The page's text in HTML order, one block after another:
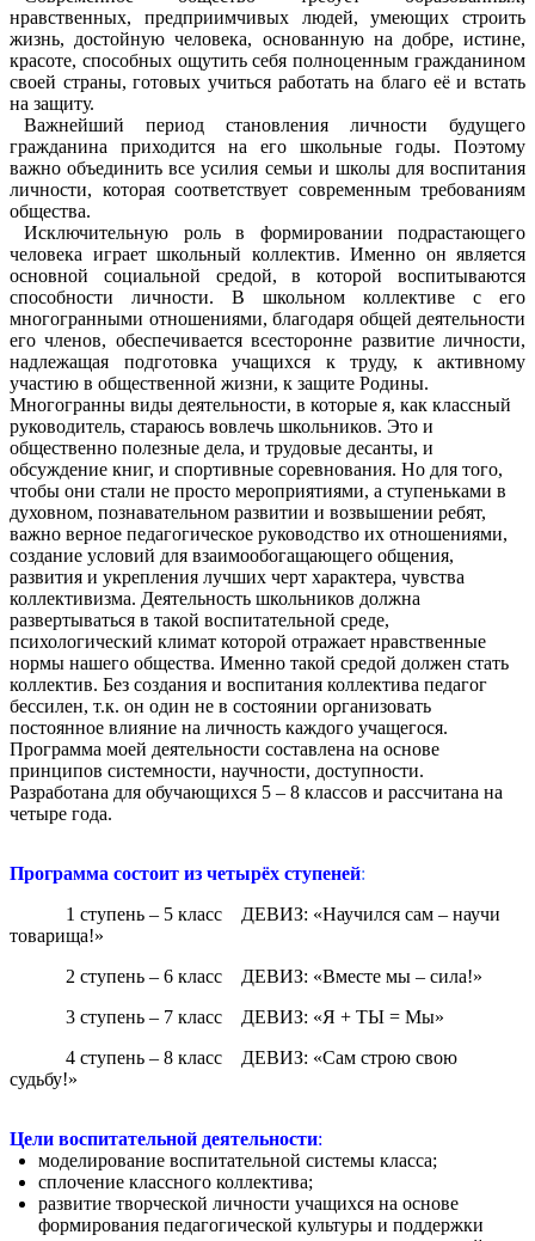
нравственных, предприимчивых людей, умеющих строить
жизнь, достойную человека, основанную на добре, истине,
красоте, способных ощутить себя полноценным гражданином
своей страны, готовых учиться работать на благо её и встать
на защиту.
Важнейший период становления личности будущего
гражданина приходится на его школьные годы. Поэтому
важно объединить все усилия семьи и школы для воспитания
личности, которая соответствует современным требованиям
общества.
Исключительную роль в формировании подрастающего
человека играет школьный коллектив. Именно он является
основной социальной средой, в которой воспитываются
способности личности. В школьном коллективе с его
многогранными отношениями, благодаря общей деятельности
его членов, обеспечивается всесторонне развитие личности,
надлежащая подготовка учащихся к труду, к активному
участию в общественной жизни, к защите Родины.
Многогранны виды деятельности, в которые я, как классный
руководитель, стараюсь вовлечь школьников. Это и
общественно полезные дела, и трудовые десанты, и
обсуждение книг, и спортивные соревнования. Но для того,
чтобы они стали не просто мероприятиями, а ступеньками в
духовном, познавательном развитии и возвышении ребят,
важно верное педагогическое руководство их отношениями,
создание условий для взаимообогащающего общения,
развития и укрепления лучших черт характера, чувства
коллективизма. Деятельность школьников должна
развертываться в такой воспитательной среде,
психологический климат которой отражает нравственные
нормы нашего общества. Именно такой средой должен стать
коллектив. Без создания и воспитания коллектива педагог
бессилен, т.к. он один не в состоянии организовать
постоянное влияние на личность каждого учащегося.
Программа моей деятельности составлена на основе
принципов системности, научности, доступности.
Разработана для обучающихся 5 – 8 классов и рассчитана на
четыре года.
Программа состоит из четырёх ступеней:
1 ступень – 5 класс ДЕВИЗ: «Научился сам – научи
товарища!»
2 ступень – 6 класс ДЕВИЗ: «Вместе мы – сила!»
3 ступень – 7 класс ДЕВИЗ: «Я + ТЫ = Мы»
4 ступень – 8 класс ДЕВИЗ: «Сам строю свою
судьбу!»
Цели воспитательной деятельности:
моделирование воспитательной системы класса;
сплочение классного коллектива;
развитие творческой личности учащихся на основе
формирования педагогической культуры и поддержки